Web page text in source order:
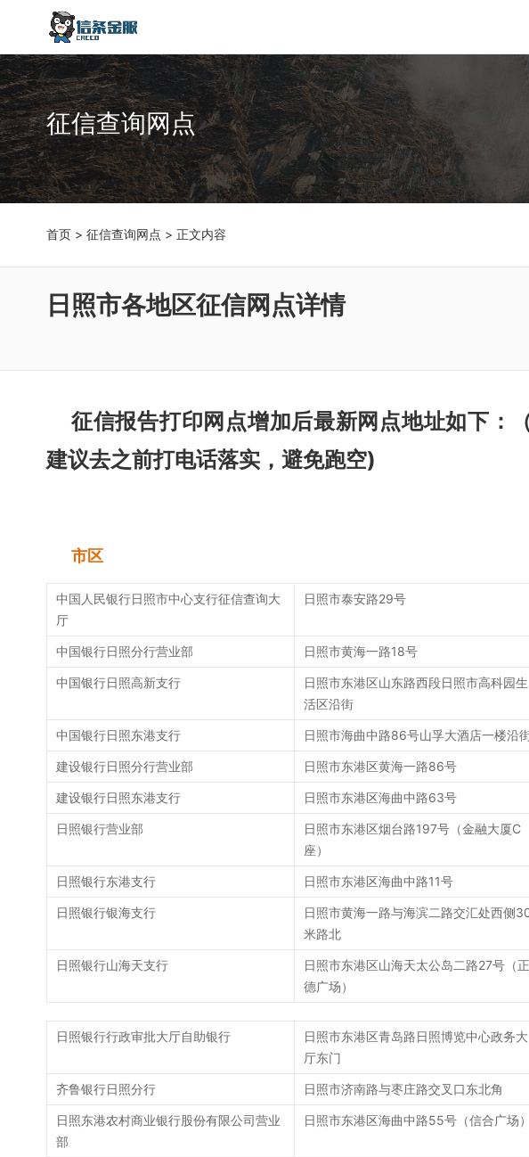
征信查询网点
首页 > 征信查询网点 > 正文内容
日照市各地区征信网点详情
征信报告打印网点增加后最新网点地址如下：
建议去之前打电话落实，避免跑空)
市区
中国人民银行日照市中心支行征信查询大
厅
日照市泰安路29号
中国银行日照分行营业部 日照市黄海一路18号
中国银行日照高新支行
日照市东港区山东路西段日照市高科园生
活区沿街
中国银行日照东港支行 日照市海曲中路86号山孚大酒店一楼沿
建设银行日照分行营业部 日照市东港区黄海一路86号
建设银行日照东港支行 日照市东港区海曲中路63号
日照银行营业部
日照市东港区烟台路197号（金融大厦C
座）
日照银行东港支行 日照市东港区海曲中路11号
日照银行银海支行
日照市黄海一路与海滨二路交汇处西侧
米路北
日照银行山海天支行
日照市东港区山海天太公岛二路27号（正
德广场）
日照银行行政审批大厅自助银行
日照市东港区青岛路日照博览中心政务大
厅东门
齐鲁银行日照分行 日照市济南路与枣庄路交叉口东北角
日照东港农村商业银行股份有限公司营业
部
日照市东港区海曲中路55号（信合广场）